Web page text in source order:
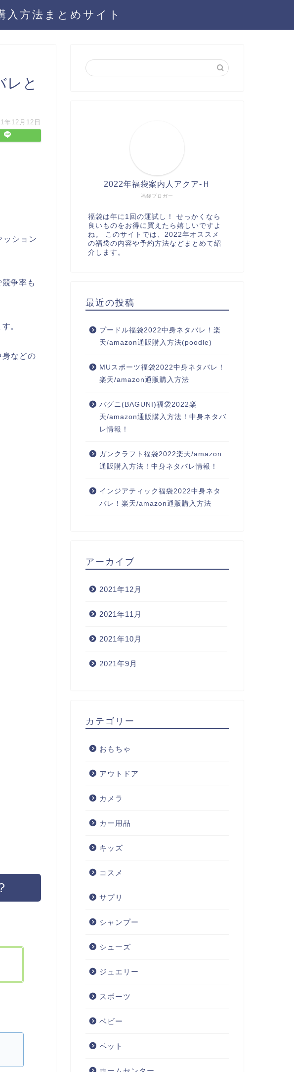
入方法まとめサイト
レと
年12月12日
ッション
争率も
。
身などの
福袋ブロガー
2022年福袋案内人アクア-Ｈ
福袋は年に1回の運試し！ せっかくなら
良いものをお得に買えたら嬉しいですよ
ね。 このサイトでは、2022年オススメ
の福袋の内容や予約方法などまとめて紹
介します。
最近の投稿
プードル福袋2022中身ネタバレ！楽
天/amazon通販購入方法(poodle)
MUスポーツ福袋2022中身ネタバレ！
楽天/amazon通販購入方法
バグニ(BAGUNI)福袋2022楽
天/amazon通販購入方法！中身ネタバ
レ情報！
ガンクラフト福袋2022楽天/amazon
通販購入方法！中身ネタバレ情報！
インジアティック福袋2022中身ネタ
バレ！楽天/amazon通販購入方法
アーカイブ
2021年12月
2021年11月
2021年10月
2021年9月
カテゴリー
おもちゃ
アウトドア
カメラ
カー用品
キッズ
コスメ
サプリ
シャンプー
シューズ
ジュエリー
スポーツ
ベビー
ペット